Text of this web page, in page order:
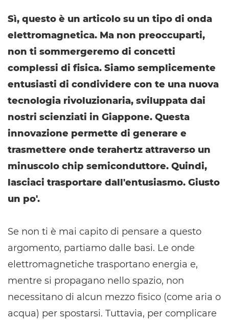
Sì, questo è un articolo su un tipo di onda
elettromagnetica. Ma non preoccuparti,
non ti sommergeremo di concetti
complessi di fisica. Siamo semplicemente
entusiasti di condividere con te una nuova
tecnologia rivoluzionaria, sviluppata dai
nostri scienziati in Giappone. Questa
innovazione permette di generare e
trasmettere onde terahertz attraverso un
minuscolo chip semiconduttore. Quindi,
lasciaci trasportare dall'entusiasmo. Giusto
un po'.
Se non ti è mai capito di pensare a questo
argomento, partiamo dalle basi. Le onde
elettromagnetiche trasportano energia e,
mentre si propagano nello spazio, non
necessitano di alcun mezzo fisico (come aria o
acqua) per spostarsi. Tuttavia, per complicare